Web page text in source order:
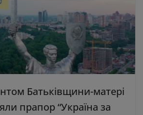
Батьківщини-матері
прапор “Україна за